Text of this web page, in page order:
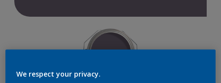
We respect your privacy.